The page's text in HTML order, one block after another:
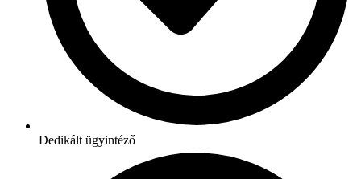
Dedikált ügyintéző